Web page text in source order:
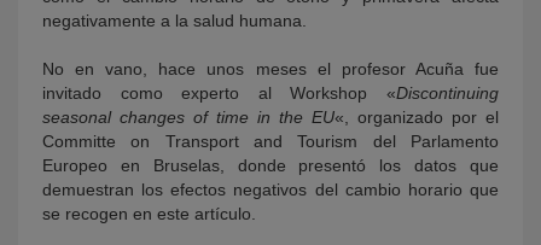
negativamente a la salud humana.
No en vano, hace unos meses el profesor Acuña fue
invitado como experto al Workshop «Discontinuing
seasonal changes of time in the EU«, organizado por el
Committe on Transport and Tourism del Parlamento
Europeo en Bruselas, donde presentó los datos que
demuestran los efectos negativos del cambio horario que
se recogen en este artículo.